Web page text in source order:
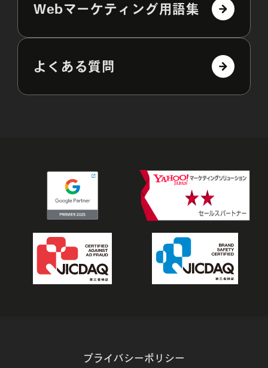
Webマーケティング用語集
よくある質問
プライバシーポリシー